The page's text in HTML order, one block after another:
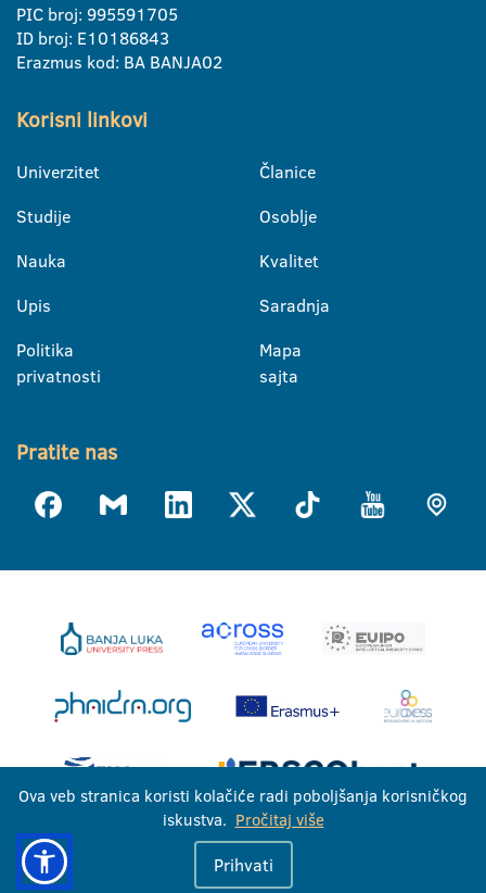
PIC broj: 995591705
ID broj: E10186843
Erazmus kod: BA BANJA02
Korisni linkovi
Univerzitet
Studije
Nauka
Upis
Politika
privatnosti
Članice
Osoblje
Kvalitet
Saradnja
Mapa
sajta
Pratite nas
Univerzitet u Banjoj Luci © 2026
Ova veb stranica koristi kolačiće radi poboljšanja korisničkog
iskustva. Pročitaj više
Prihvati